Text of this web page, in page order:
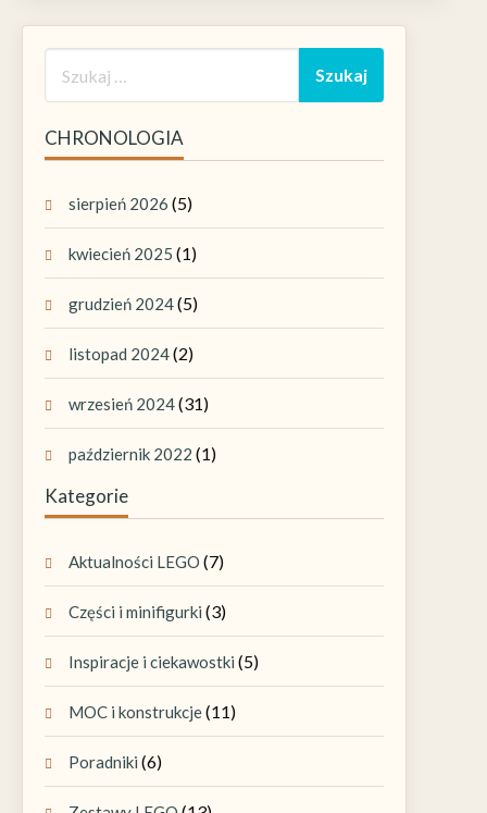
CHRONOLOGIA
sierpień 2026 (5)
kwiecień 2025 (1)
grudzień 2024(5)
listopad 2024(2)
wrzesień 2024(31)
październik 2022 (1)
Kategorie
Aktualności LEGO (7)
Części i minifigurki (3)
Inspiracje i ciekawostki (5)
MOC i konstrukcje(11)
Poradniki (6)